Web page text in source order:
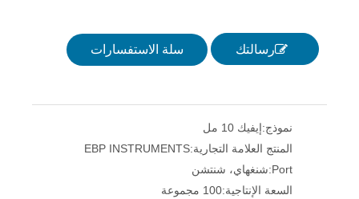
رسالتك سلة الاستفسارات
نموذج:إيفيك 10 مل
المنتج العلامة التجارية:EBP INSTRUMENTS
Port: شنغهاي، شنتشن
السعة الإنتاجية:100 مجموعة